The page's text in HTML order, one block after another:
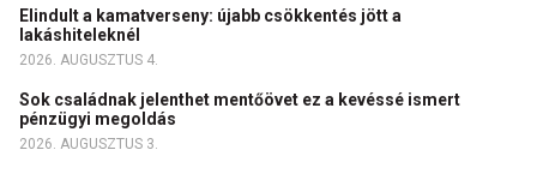
Elindult a kamatverseny: újabb csökkentés jött a
lakáshiteleknél
2026. AUGUSZTUS 4.
Sok családnak jelenthet mentőövet ez a kevéssé ismert
pénzügyi megoldás
2026. AUGUSZTUS 3.